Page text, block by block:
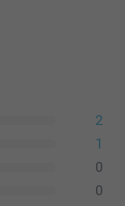
2
1
0
0